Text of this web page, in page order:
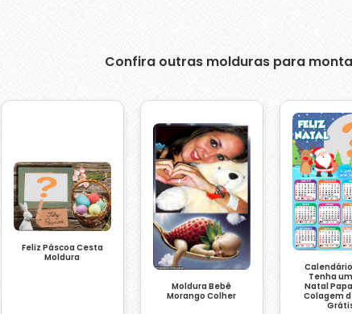
Confira outras molduras para
Feliz Páscoa Cesta
Moldura
Moldura Bebê
Morango Colher
Tenha
Natal
Colagem